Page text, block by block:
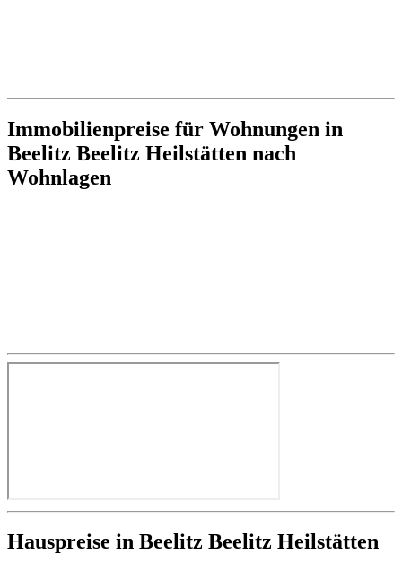
Immobilienpreise für Wohnungen in
Beelitz Beelitz Heilstätten nach
Wohnlagen
Hauspreise in Beelitz Beelitz Heilstätten